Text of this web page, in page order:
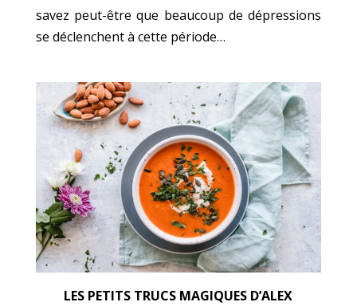
savez peut-être que beaucoup de dépressions
se déclenchent à cette période…
LES PETITS TRUCS MAGIQUES D’ALEX